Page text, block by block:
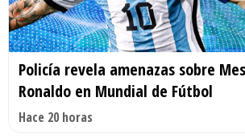
Policía revela amenazas sobre
Ronaldo en Mundial de Fútbol
Hace 20 horas